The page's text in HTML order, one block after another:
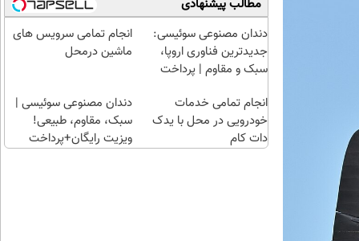
بچرخون
طلا با اقساط
بی‌بهره
۱۰۰هزارتومان
با
مطالب پیشنهادی
دندان مصنوعی سوئیسی:
جدیدترین فناوری اروپا،
سبک و مقاوم | پرداخت
انجام تمامی سرویس های
ماشین درمحل
انجام تمامی خدمات
خودرویی در محل با یدک
دات کام
دندان مصنوعی سوئیسی |
سبک، مقاوم، طبیعی!
ویزیت رایگان+پرداخت